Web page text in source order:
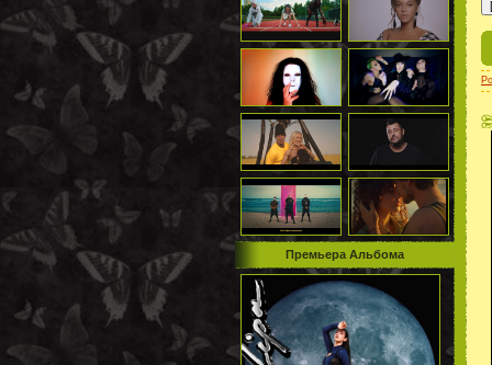
Премьера Альбома